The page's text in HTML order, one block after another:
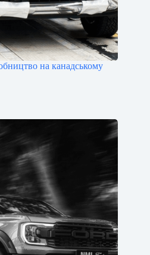
на канадському